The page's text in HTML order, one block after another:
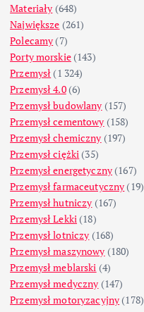
Materiały (648)
Największe (261)
Polecamy (7)
Porty morskie(143)
Przemysł (1 324)
Przemysł 4.0(6)
Przemysł budowlany (157)
Przemysł cementowy (158)
Przemysł chemiczny (197)
Przemysł ciężki (35)
Przemysł energetyczny (167)
Przemysł farmaceutyczny (19)
Przemysł hutniczy (167)
Przemysł Lekki (18)
Przemysł lotniczy (168)
Przemysł maszynowy (180)
Przemysł meblarski (4)
Przemysł medyczny (147)
Przemysł motoryzacyjny (178)